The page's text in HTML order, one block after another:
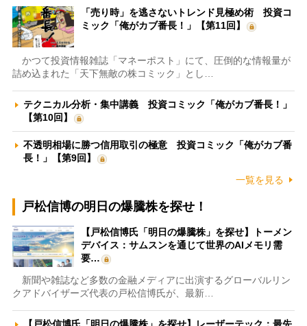
「売り時」を逃さないトレンド見極め術 投資コ
ミック「俺がカブ番長！」【第11回】
かつて投資情報雑誌「マネーポスト」にて、圧倒的な情報量が
詰め込まれた「天下無敵の株コミック」とし…
テクニカル分析・集中講義 投資コミック「俺がカブ番長！」
【第10回】
不透明相場に勝つ信用取引の極意 投資コミック「俺がカブ番
長！」【第9回】
一覧を見る
戸松信博の明日の爆騰株を探せ！
【戸松信博氏「明日の爆騰株」を探せ】トーメン
デバイス：サムスンを通じて世界のAIメモリ需
要…
新聞や雑誌など多数の金融メディアに出演するグローバルリン
クアドバイザーズ代表の戸松信博氏が、最新…